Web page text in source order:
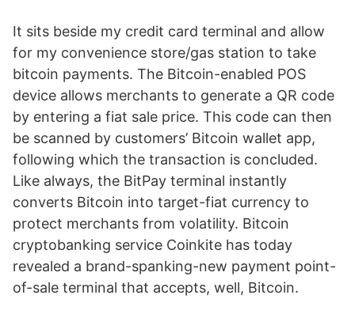
It sits beside my credit card terminal and allow
for my convenience store/gas station to take
bitcoin payments. The Bitcoin-enabled POS
device allows merchants to generate a QR code
by entering a fiat sale price. This code can then
be scanned by customers’ Bitcoin wallet app,
following which the transaction is concluded.
Like always, the BitPay terminal instantly
converts Bitcoin into target-fiat currency to
protect merchants from volatility. Bitcoin
cryptobanking service Coinkite has today
revealed a brand-spanking-new payment point-
of-sale terminal that accepts, well, Bitcoin.